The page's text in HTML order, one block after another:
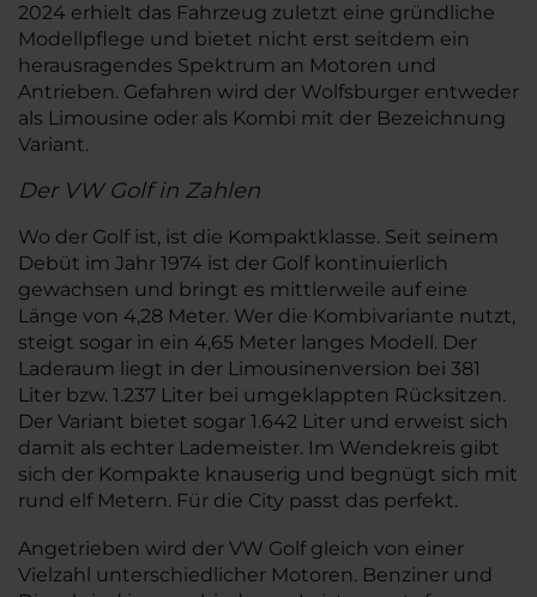
2024 erhielt das Fahrzeug zuletzt eine gründliche
Modellpflege und bietet nicht erst seitdem ein
herausragendes Spektrum an Motoren und
Antrieben. Gefahren wird der Wolfsburger entweder
als Limousine oder als Kombi mit der Bezeichnung
Variant.
Der VW Golf in Zahlen
Wo der Golf ist, ist die Kompaktklasse. Seit seinem
Debüt im Jahr 1974 ist der Golf kontinuierlich
gewachsen und bringt es mittlerweile auf eine
Länge von 4,28 Meter. Wer die Kombivariante nutzt,
steigt sogar in ein 4,65 Meter langes Modell. Der
Laderaum liegt in der Limousinenversion bei 381
Liter bzw. 1.237 Liter bei umgeklappten Rücksitzen.
Der Variant bietet sogar 1.642 Liter und erweist sich
damit als echter Lademeister. Im Wendekreis gibt
sich der Kompakte knauserig und begnügt sich mit
rund elf Metern. Für die City passt das perfekt.
Angetrieben wird der VW Golf gleich von einer
Vielzahl unterschiedlicher Motoren. Benziner und